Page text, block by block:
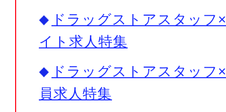
ドラッグストアスタッフ
イト求人特集
ドラッグストアスタッフ
員求人特集